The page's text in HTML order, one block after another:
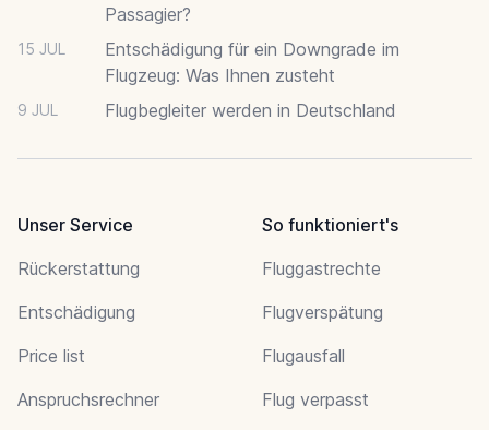
Passagier?
15 JUL
Entschädigung für ein Downgrade im
Flugzeug: Was Ihnen zusteht
9 JUL Flugbegleiter werden in Deutschland
Unser Service
Rückerstattung
Entschädigung
Price list
Anspruchsrechner
So funktioniert's
Fluggastrechte
Flugverspätung
Flugausfall
Flug verpasst